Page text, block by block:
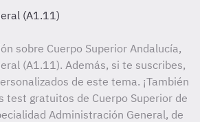
(A1.11)
sobre Cuerpo Superior Andalucía,
(A1.11). Además, si te suscribes,
de este tema. ¡También
test gratuitos de Cuerpo Superior de
Administración General, de